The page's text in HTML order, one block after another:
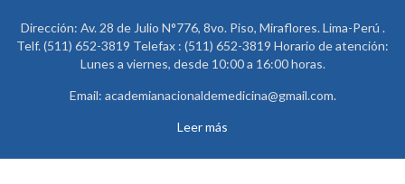
Dirección: Av. 28 de Julio N°776, 8vo. Piso, Miraflores. Lima-Perú .
Telf. (511) 652-3819 Telefax : (511) 652-3819 Horario de atención:
Lunes a viernes, desde 10:00 a 16:00 horas.
Email: academianacionaldemedicina@gmail.com.
Leer más